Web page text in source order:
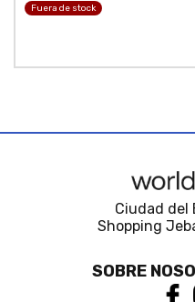
Fuera de stock
Ciudad del
Shopping
SOBRE